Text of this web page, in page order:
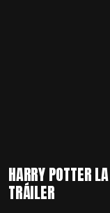
HARRY POTTER
TRÁILER